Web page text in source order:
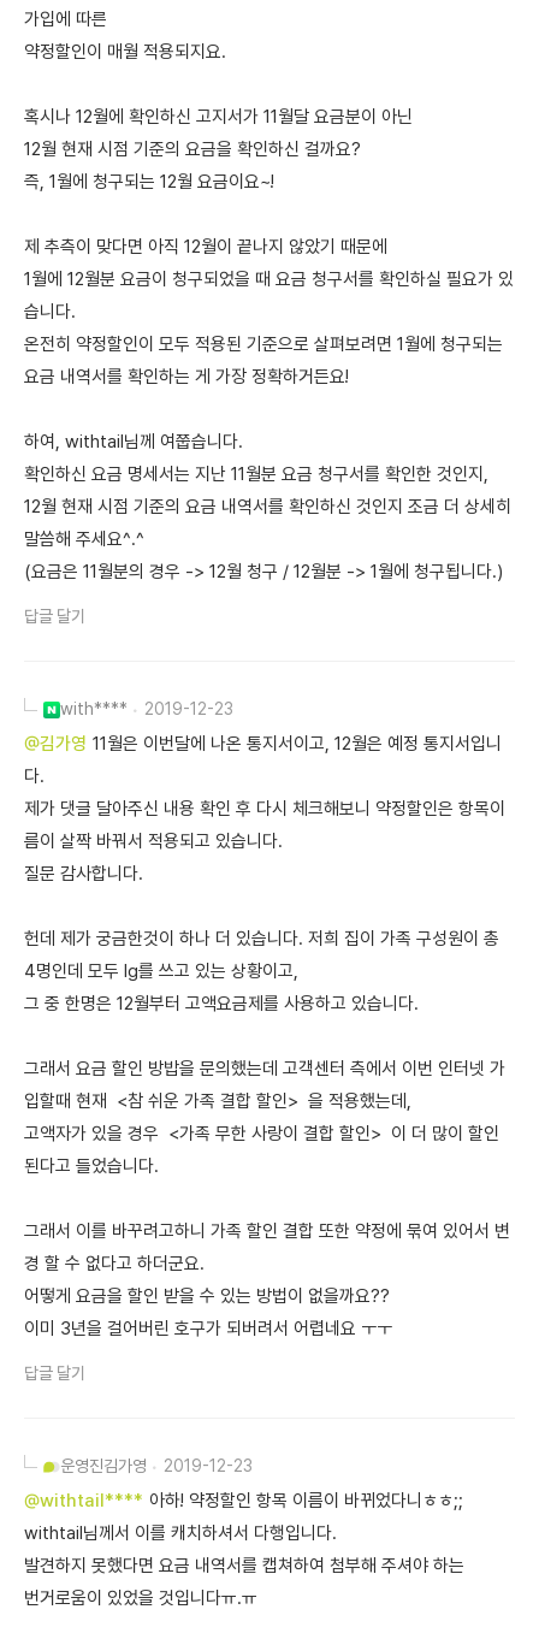
가입에 따른
약정할인이 매월 적용되지요.
혹시나 12월에 확인하신 고지서가 11월달 요금분이 아닌
12월 현재 시점 기준의 요금을 확인하신 걸까요?
즉, 1월에 청구되는 12월 요금이요~!
제 추측이 맞다면 아직 12월이 끝나지 않았기 때문에
1월에 12월분 요금이 청구되었을 때 요금 청구서를 확인하실 필요가 있
습니다.
온전히 약정할인이 모두 적용된 기준으로 살펴보려면 1월에 청구되는
요금 내역서를 확인하는 게 가장 정확하거든요!
하여, withtail님께 여쭙습니다.
확인하신 요금 명세서는 지난 11월분 요금 청구서를 확인한 것인지,
12월 현재 시점 기준의 요금 내역서를 확인하신 것인지 조금 더 상세히
말씀해 주세요^.^
(요금은 11월분의 경우 -> 12월 청구 / 12월분 -> 1월에 청구됩니다.)
답글 달기
with**** 2019-12-23
@김가영 11월은 이번달에 나온 통지서이고, 12월은 예정 통지서입니
다.
제가 댓글 달아주신 내용 확인 후 다시 체크해보니 약정할인은 항목이
름이 살짝 바꿔서 적용되고 있습니다.
질문 감사합니다.
헌데 제가 궁금한것이 하나 더 있습니다. 저희 집이 가족 구성원이 총
4명인데 모두 lg를 쓰고 있는 상황이고,
그 중 한명은 12월부터 고액요금제를 사용하고 있습니다.
그래서 요금 할인 방밥을 문의했는데 고객센터 측에서 이번 인터넷 가
입할때 현재 <참 쉬운 가족 결합 할인> 을 적용했는데,
고액자가 있을 경우 <가족 무한 사랑이 결합 할인> 이 더 많이 할인
된다고 들었습니다.
그래서 이를 바꾸려고하니 가족 할인 결합 또한 약정에 묶여 있어서 변
경 할 수 없다고 하더군요.
어떻게 요금을 할인 받을 수 있는 방법이 없을까요??
이미 3년을 걸어버린 호구가 되버려서 어렵네요 ㅜㅜ
답글 달기
운영진김가영 2019-12-23
@withtail**** 아하! 약정할인 항목 이름이 바뀌었다니ㅎㅎ;;
withtail님께서 이를 캐치하셔서 다행입니다.
발견하지 못했다면 요금 내역서를 캡쳐하여 첨부해 주셔야 하는
번거로움이 있었을 것입니다ㅠ.ㅠ